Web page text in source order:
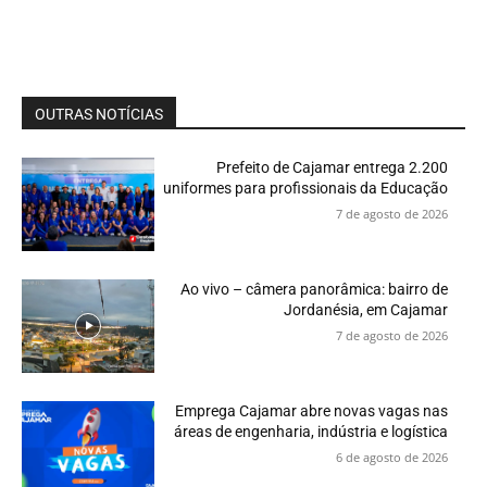
OUTRAS NOTÍCIAS
Prefeito de Cajamar entrega 2.200
uniformes para profissionais da Educação
7 de agosto de 2026
Ao vivo – câmera panorâmica: bairro de
Jordanésia, em Cajamar
7 de agosto de 2026
Emprega Cajamar abre novas vagas nas
áreas de engenharia, indústria e logística
6 de agosto de 2026